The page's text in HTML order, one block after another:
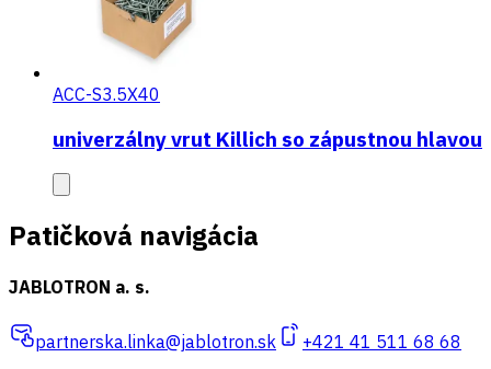
ACC-S3.5X40
univerzálny vrut Killich so zápustnou hlavou
Patičková navigácia
JABLOTRON a. s.
partnerska.linka@jablotron.sk +421 41 511 68 68